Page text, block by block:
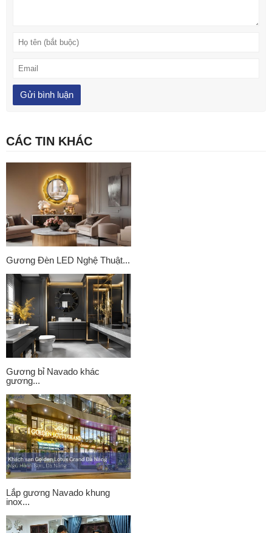
CÁC TIN KHÁC
Gương Đèn LED Nghệ Thuật...
Gương bỉ Navado khác
gương...
Lắp gương Navado khung
inox...